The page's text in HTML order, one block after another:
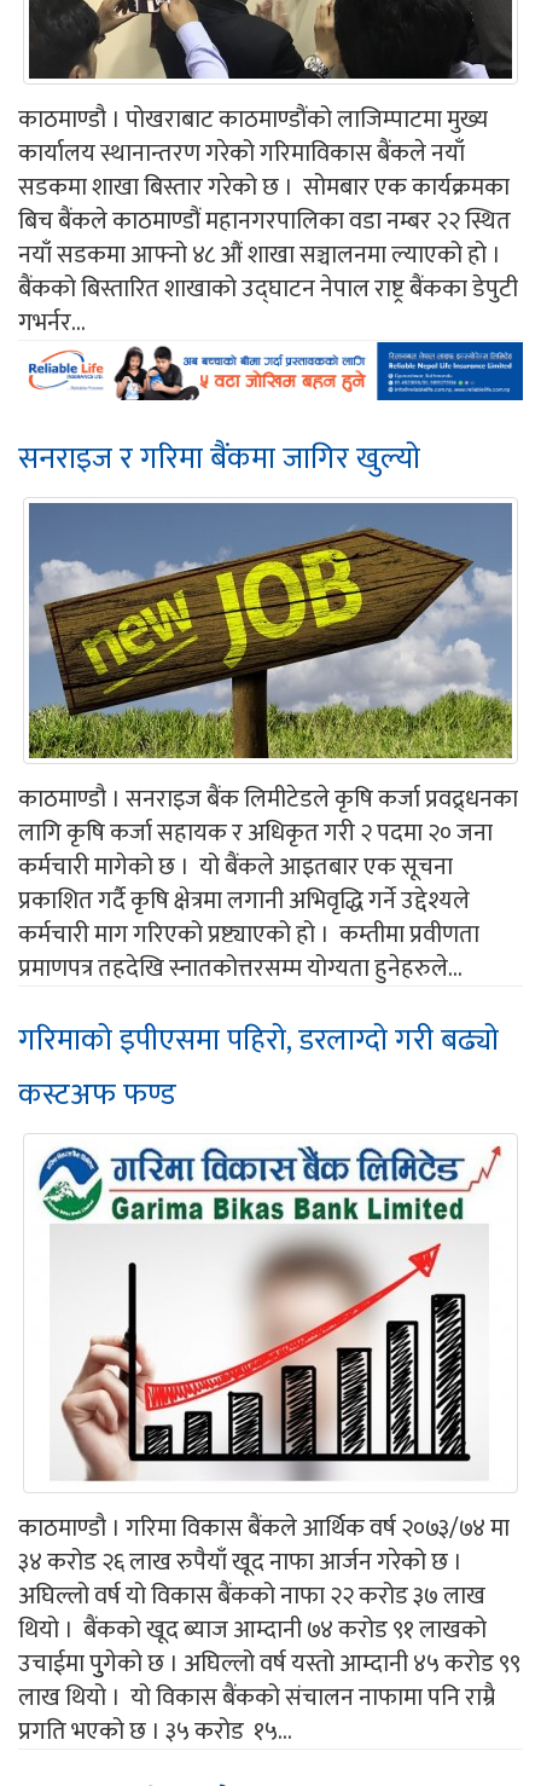
काठमाण्डौ । पोखराबाट काठमाण्डौंको लाजिम्पाटमा मुख्य
कार्यालय स्थानान्तरण गरेको गरिमाविकास बैंकले नयाँ
सडकमा शाखा बिस्तार गरेको छ । सोमबार एक कार्यक्रमका
बिच बैंकले काठमाण्डौं महानगरपालिका वडा नम्बर २२ स्थित
नयाँ सडकमा आफ्नो ४८ औं शाखा सञ्चालनमा ल्याएको हो ।
बैंकको बिस्तारित शाखाको उद्घाटन नेपाल राष्ट्र बैंकका डेपुटी
गभर्नर...
सनराइज र गरिमा बैंकमा जागिर खुल्यो
काठमाण्डौ । सनराइज बैंक लिमीटेडले कृषि कर्जा प्रवद्र्धनका
लागि कृषि कर्जा सहायक र अधिकृत गरी २ पदमा २० जना
कर्मचारी मागेको छ । यो बैंकले आइतबार एक सूचना
प्रकाशित गर्दै कृषि क्षेत्रमा लगानी अभिवृद्धि गर्ने उद्देश्यले
कर्मचारी माग गरिएको प्रष्ट्याएको हो । कम्तीमा प्रवीणता
प्रमाणपत्र तहदेखि स्नातकोत्तरसम्म योग्यता हुनेहरुले...
गरिमाको इपीएसमा पहिरो, डरलाग्दो गरी बढ्यो
कस्टअफ फण्ड
काठमाण्डौ । गरिमा विकास बैंकले आर्थिक वर्ष २०७३/७४ मा
३४ करोड २६ लाख रुपैयाँ खूद नाफा आर्जन गरेको छ ।
अघिल्लो वर्ष यो विकास बैंकको नाफा २२ करोड ३७ लाख
थियो । बैंकको खूद ब्याज आम्दानी ७४ करोड ९१ लाखको
उचाईमा पुुगेको छ । अघिल्लो वर्ष यस्तो आम्दानी ४५ करोड ९९
लाख थियो । यो विकास बैंकको संचालन नाफामा पनि राम्रै
प्रगति भएको छ । ३५ करोड १५...